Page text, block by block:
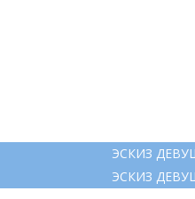
ЭСКИЗ
ЭСКИЗ